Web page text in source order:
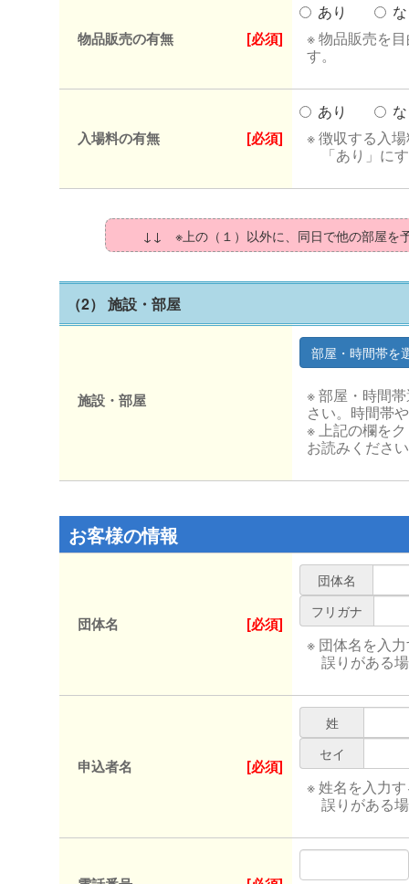
物品販売の有無 [必須]
あり
※ 物品販売を
す。
入場料の有無 [必須]
あり
※ 徴収する入
「あり」に
↓↓ ※上の（１）以外に、同日で他の部屋
（2） 施設・部屋
施設・部屋
※ 部屋・時間
さい。時間帯
※ 上記の欄を
お読みくださ
お客様の情報
団体名 [必須]
団体名
フリガナ
※ 団体名を入
誤りがある
申込者名 [必須]
姓
セイ
※ 姓名を入力
誤りがある